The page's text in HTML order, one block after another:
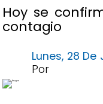
Hoy se
contagio
Lunes, 28 De
Por